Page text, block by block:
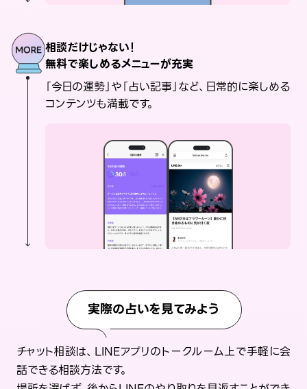
相談だけじゃない！
無料で楽しめるメニューが充実
「今日の運勢」や「占い記事」など、日常的に楽しめる
コンテンツも満載です。
実際の占いを見てみよう
チャット相談は、LINEアプリのトークルーム上で手軽に会
話できる相談方法です。